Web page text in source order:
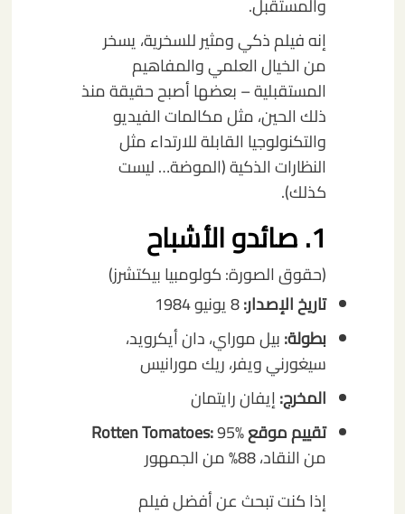
إنه فيلم ذكي ومثير للسخرية، يسخر
من الخيال العلمي والمفاهيم
المستقبلية – بعضها أصبح حقيقة منذ
ذلك الحين، مثل مكالمات الفيديو
والتكنولوجيا القابلة للارتداء مثل
النظارات الذكية (الموضة… ليست
كذلك).
1. صائدو الأشباح
(حقوق الصورة: كولومبيا بيكتشرز)
تاريخ الإصدار:8 يونيو 1984
بطولة:بيل موراي، دان أيكرويد،
سيغورني ويفر، ريك مورانيس
المخرج:إيفان رايتمان
تقييم موقع Rotten Tomatoes:95%
من النقاد، 88% من الجمهور
إذا كنت تبحث عن أفضل فيلم